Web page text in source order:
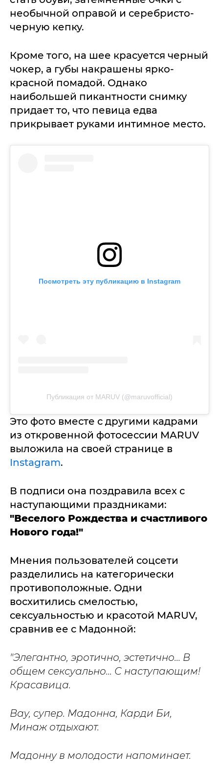
необычной оправой и серебристо-
черную кепку.
Кроме того, на шее красуется черный
чокер, а губы накрашены ярко-
красной помадой. Однако
наибольшей пикантности снимку
придает то, что певица едва
прикрывает руками интимное место.
Посмотреть эту публикацию в Instagram
Публикация от MARUV (@maruvofficial)
Это фото вместе с другими кадрами
из откровенной фотосессии MARUV
выложила на своей странице в
Instagram.
В подписи она поздравила всех с
наступающими праздниками:
"Веселого Рождества и счастливого
Нового года!"
Мнения пользователей соцсети
разделились на категорически
противоположные. Одни
восхитились смелостью,
сексуальностью и красотой MARUV,
сравнив ее с Мадонной:
"Элегантно, эротично, эстетично… В
общем сексуально... С наступающим!
Красавица.
Вау, супер. Мадонна, Карди Би,
Минаж отдыхают.
Мадонну в молодости напоминает.